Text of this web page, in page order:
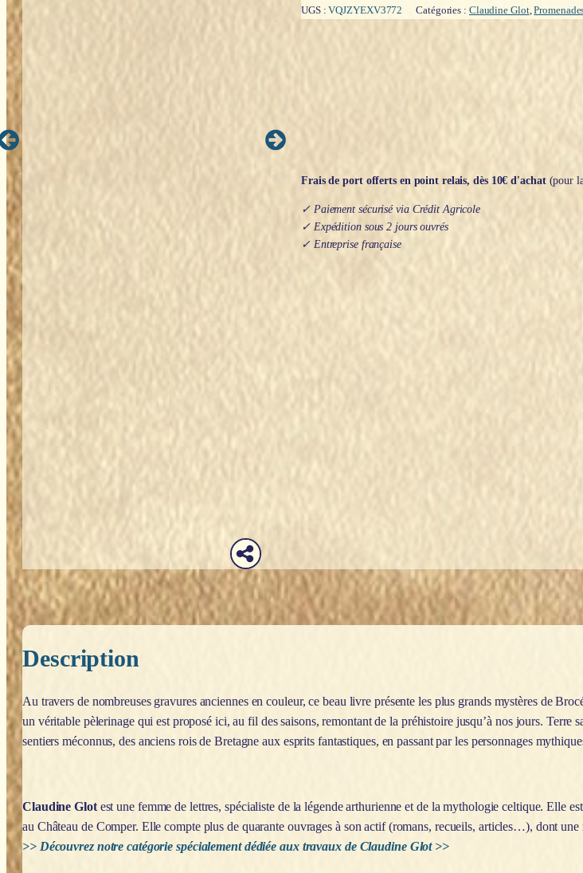
UGS :VQJZYEXV3772 Catégories : Claudine Glot,
Frais de port offerts en point relais, dès 10€ d'achat(pour
✓ Paiement sécurisé via Crédit Agricole
✓ Expédition sous 2 jours ouvrés
✓ Entreprise française
Description
Au travers de nombreuses gravures anciennes en couleur, ce beau livre présente les plus grands mystères de
un véritable pèlerinage qui est proposé ici, au fil des saisons, remontant de la préhistoire jusqu’à nos jours. Terre
sentiers méconnus, des anciens rois de Bretagne aux esprits fantastiques, en passant par les personnages
Claudine Glotest une femme de lettres, spécialiste de la légende arthurienne et de la mythologie celtique. Elle
au Château de Comper. Elle compte plus de quarante ouvrages à son actif (romans, recueils, articles…), dont une
>> Découvrez notre catégorie spécialement dédiée aux travaux de Claudine Glot >>